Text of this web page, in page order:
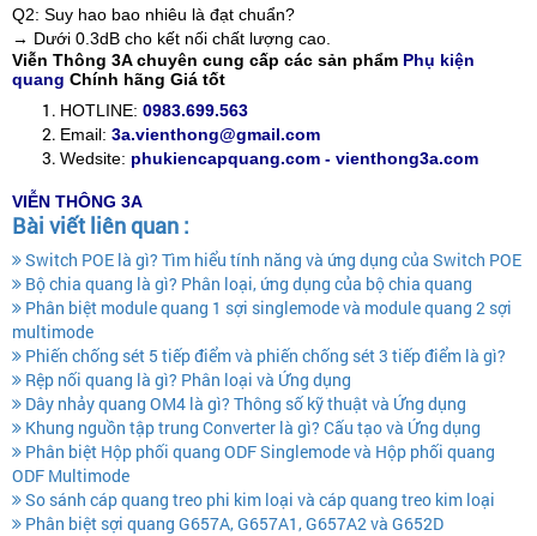
Q2: Suy hao bao nhiêu là đạt chuẩn?
→ Dưới 0.3dB cho kết nối chất lượng cao.
Viễn Thông 3A chuyên cung cấp các sản phẩm Phụ kiện
quang Chính hãng Giá tốt
HOTLINE: 0983.699.563
Email: 3a.vienthong@gmail.com
Wedsite: phukiencapquang.com - vienthong3a.com
VIỄN THÔNG 3A
Bài viết liên quan :
Switch POE là gì? Tìm hiểu tính năng và ứng dụng của Switch POE
Bộ chia quang là gì? Phân loại, ứng dụng của bộ chia quang
Phân biệt module quang 1 sợi singlemode và module quang 2 sợi
multimode
Phiến chống sét 5 tiếp điểm và phiến chống sét 3 tiếp điểm là gì?
Rệp nối quang là gì? Phân loại và Ứng dụng
Dây nhảy quang OM4 là gì? Thông số kỹ thuật và Ứng dụng
Khung nguồn tập trung Converter là gì? Cấu tạo và Ứng dụng
Phân biệt Hộp phối quang ODF Singlemode và Hộp phối quang
ODF Multimode
So sánh cáp quang treo phi kim loại và cáp quang treo kim loại
Phân biệt sợi quang G657A, G657A1, G657A2 và G652D